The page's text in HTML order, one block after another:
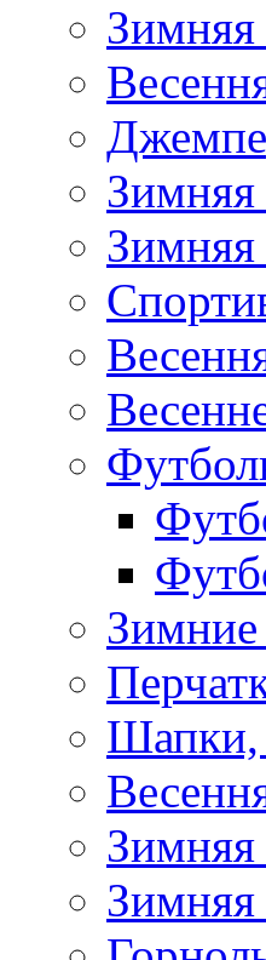
Зимняя
Зимняя
Зимняя
Зимние
Шапки,
Зимняя
Зимняя